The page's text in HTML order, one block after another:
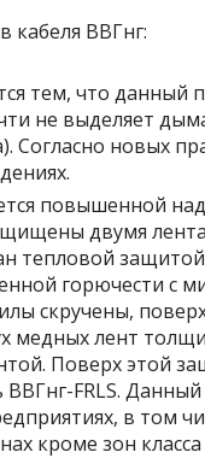
кабеля ВВГнг:
тем, что данный
не выделяет
Согласно новых
повышенной
двумя
тепловой
горючести с
скручены,
медных лент
Поверх этой
ВВГнг-FRLS.
в том
кроме зон